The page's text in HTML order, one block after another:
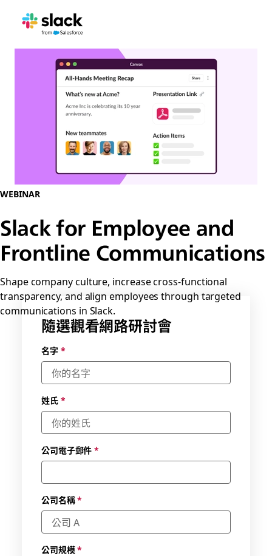
WEBINAR
Slack for Employee and
Frontline Communications
Shape company culture, increase cross-functional
transparency, and align employees through targeted
communications in Slack.
隨選觀看網路研討會
選取有
空的日
期與適
合的時
區*
名字*
姓氏*
公司電子郵件 *
公司名稱*
公司規模*